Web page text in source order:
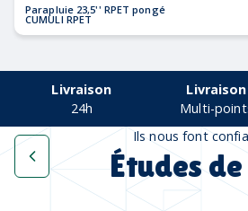
Parapluie 23,5'' RPET pongé
CUMULI RPET
Livraison
24h
Livraison
Multi-
Ils nous font
Études